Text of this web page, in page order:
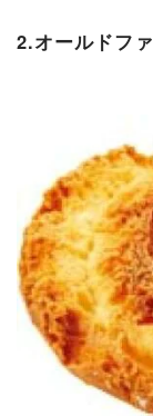
2.オールドフ